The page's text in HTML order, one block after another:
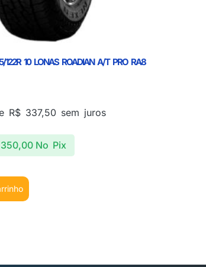
122R 10 LONAS ROADIAN A/T PRO RA8
R$ 337,50 sem juros
No Pix